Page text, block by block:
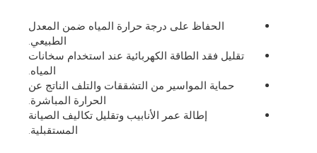
الحفاظ على درجة حرارة المياه ضمن المعدل
الطبيعي.
تقليل فقد الطاقة الكهربائية عند استخدام سخانات
المياه.
حماية المواسير من التشققات والتلف الناتج عن
الحرارة المباشرة.
إطالة عمر الأنابيب وتقليل تكاليف الصيانة
المستقبلية.